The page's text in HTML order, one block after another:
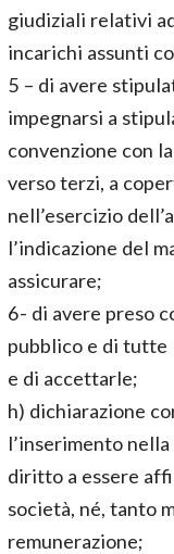
giudiziali relativi
incarichi assunti
5 – di avere
impegnarsi a
convenzione con
verso terzi, a
nell’esercizio
l’indicazione del
assicurare;
6- di avere preso
pubblico e di tutte
e di accettarle;
h) dichiarazione
l’inserimento
diritto a essere
società, né, tanto
remunerazione;